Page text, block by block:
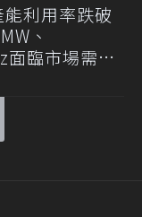
利用率跌破
、
臨市場需求